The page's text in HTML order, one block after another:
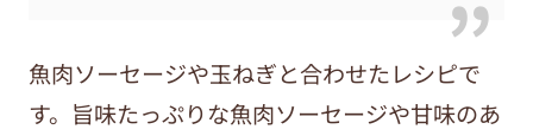
魚肉ソーセージや玉ねぎと合わせたレシピで
す。旨味たっぷりな魚肉ソーセージや甘味のあ